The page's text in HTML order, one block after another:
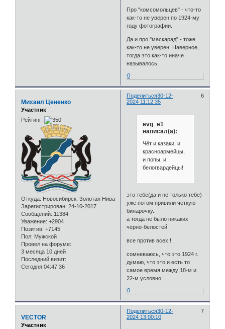
Про "комсомольцев" - что-то
как-то не уверен по 1924-му
году фотографии.
Да и про "маскарад" - тоже
как-то не уверен. Наверное,
тогда это как-то иначе
называлось.
0
Поделиться 6
30-12-
2024 11:12:35
Михаил Цененко
Участник
Рейтинг:
Откуда: Новосибирск. Золотая Нива
Зарегистрирован: 24-10-2017
Сообщений: 11384
Уважение: +2904
Позитив: +7145
Пол: Мужской
Провел на форуме:
3 месяца 10 дней
Последний визит:
Сегодня 04:47:36
evg_e1
написал(а):
Чёт и казаки, и
красноармейцы,
и попы, и
белогвардейцы!
это тебе(да и не только тебе)
уже потом привили чёткую
бинарочку..
а тогда не было никаких
чёрно-белостей.
все против всех !
сомневаюсь, что это 1924 г.
думаю, что это и есть то
самое время между 18-м и
22-м условно.
0
Поделиться 7
30-12-
2024 13:00:10
VECTOR
Участник